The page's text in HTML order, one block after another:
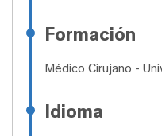
Formación
Médico Cirujano -
Idioma